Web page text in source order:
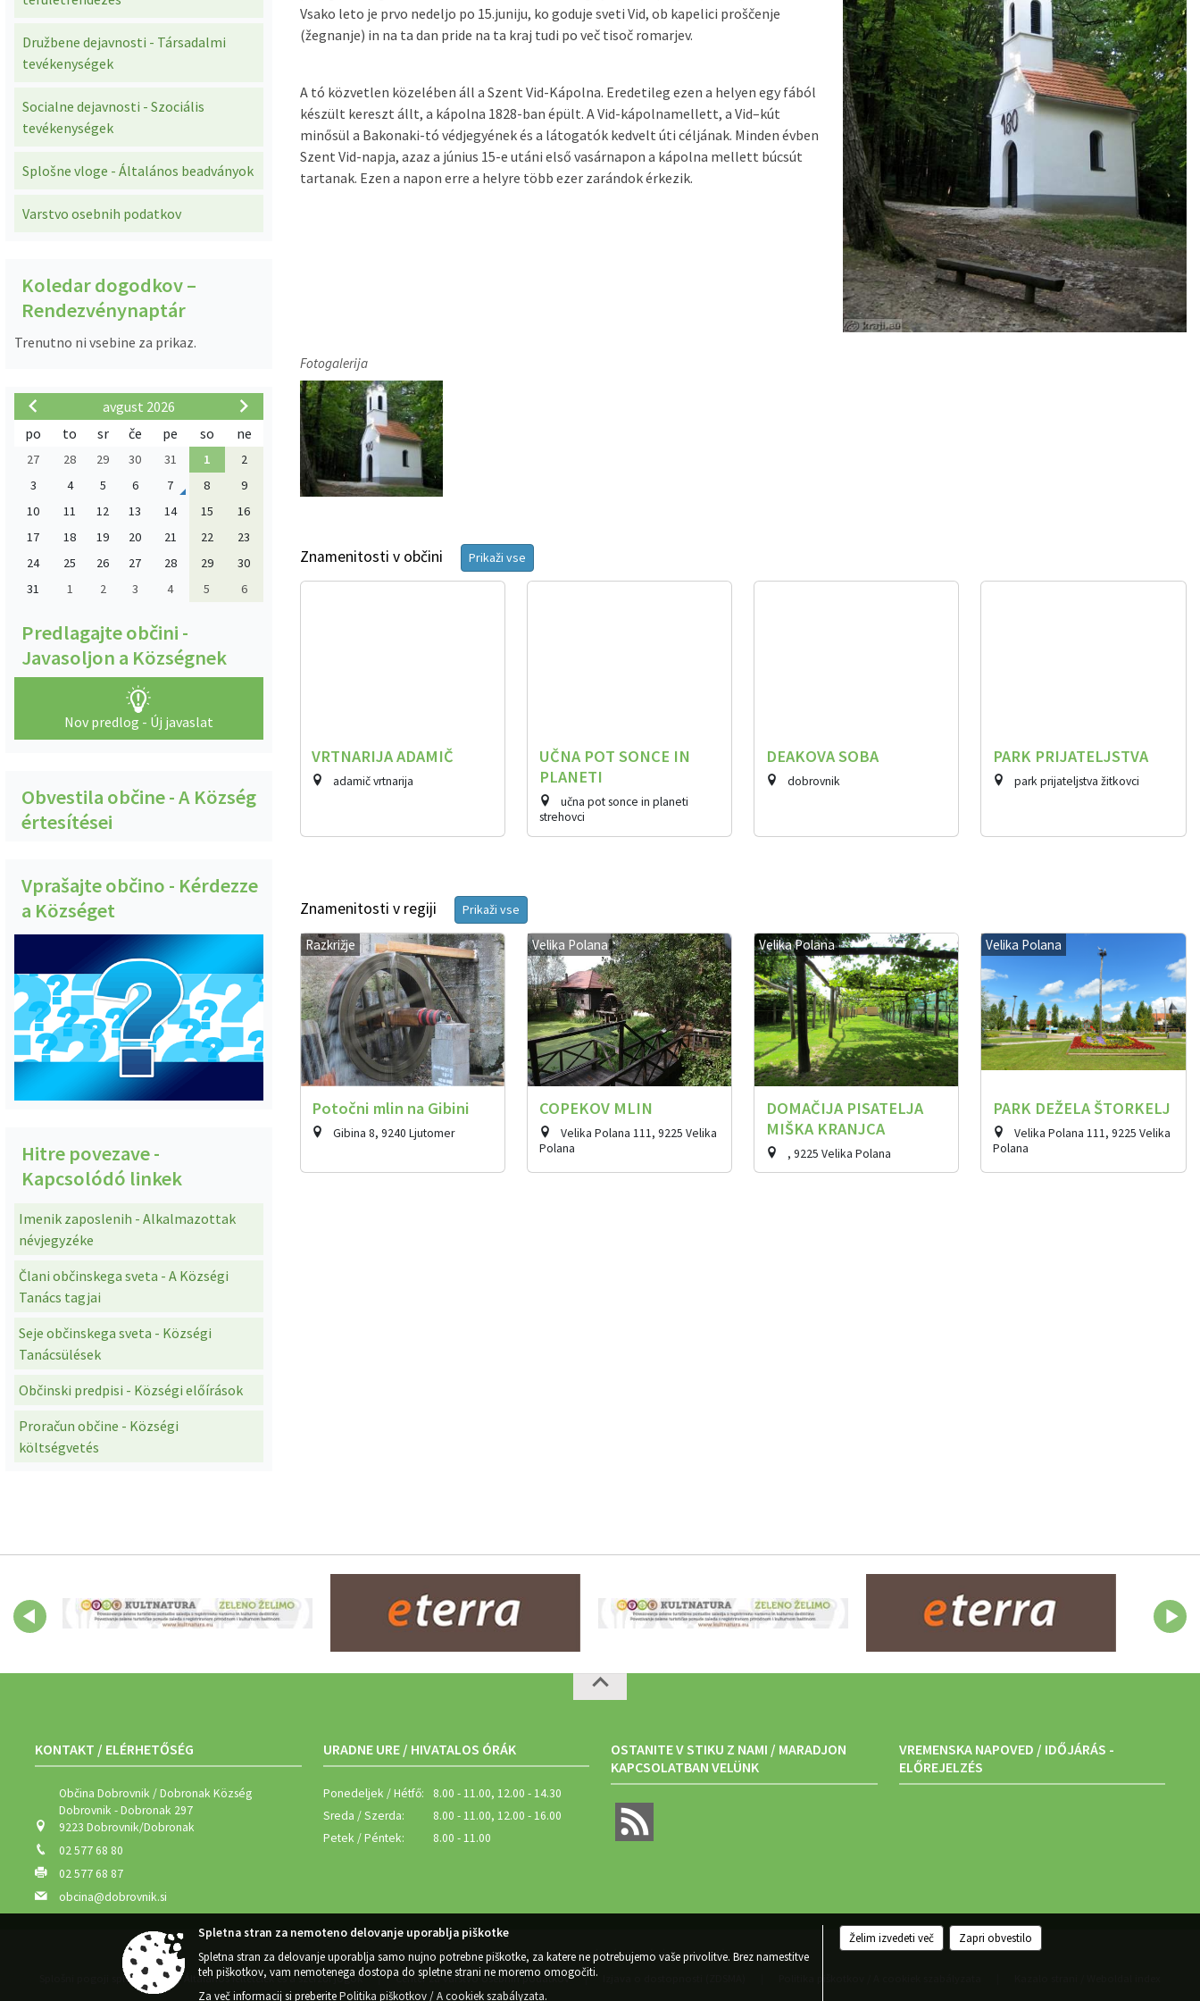
Vsako leto je prvo nedeljo po 15.juniju, ko goduje sveti Vid, ob kapelici proščenje
(žegnanje) in na ta dan pride na ta kraj tudi po več tisoč romarjev.
A tó közvetlen közelében áll a Szent Vid-Kápolna. Eredetileg ezen a helyen egy fából
készült kereszt állt, a kápolna 1828-ban épült. A Vid-kápolnamellett, a Vid–kút
minősül a Bakonaki-tó védjegyének és a látogatók kedvelt úti céljának. Minden évben
Szent Vid-napja, azaz a június 15-e utáni első vasárnapon a kápolna mellett búcsút
tartanak. Ezen a napon erre a helyre több ezer zarándok érkezik.
Fotogalerija
Znamenitosti v občini Prikaži vse
VRTNARIJA ADAMIČ
adamič vrtnarija
UČNA POT SONCE IN
PLANETI
učna pot sonce in planeti
strehovci
DEAKOVA SOBA
dobrovnik
PARK PRIJATELJSTVA
park prijateljstva žitkovci
Znamenitosti v regiji Prikaži vse
Razkrižje
Potočni mlin na Gibini
Gibina 8, 9240 Ljutomer
Velika Polana
COPEKOV MLIN
Velika Polana 111, 9225 Velika
Polana
Velika Polana
DOMAČIJA PISATELJA
MIŠKA KRANJCA
, 9225 Velika Polana
Velika Polana
PARK DEŽELA ŠTORKELJ
Velika Polana 111, 9225 Velika
Polana
Družbene dejavnosti - Társadalmi
tevékenységek
Socialne dejavnosti - Szociális
tevékenységek
Splošne vloge - Általános beadványok
Varstvo osebnih podatkov
Koledar dogodkov –
Rendezvénynaptár
Trenutno ni vsebine za prikaz.
avgust 2026
po
to sr če pe so ne
27 28 29 30 31 1
2
3
4 5 6 7 8
9
10
11 12 13 14 15
16
17
18 19 20 21 22
23
24
25 26 27 28 29
30
31
1 2 3 4 5 6
Predlagajte občini -
Javasoljon a Községnek
Nov predlog - Új javaslat
Obvestila občine - A Község
értesítései
Vprašajte občino - Kérdezze
a Községet
Hitre povezave -
Kapcsolódó linkek
Imenik zaposlenih - Alkalmazottak
névjegyzéke
Člani občinskega sveta - A Községi
Tanács tagjai
Seje občinskega sveta - Községi
Tanácsülések
Občinski predpisi - Községi előírások
Proračun občine - Községi
költségvetés
KONTAKT / ELÉRHETŐSÉG
Občina Dobrovnik / Dobronak Község
Dobrovnik - Dobronak 297
9223 Dobrovnik/Dobronak
02 577 68 80
02 577 68 87
obcina@dobrovnik.si
URADNE URE / HIVATALOS ÓRÁK
Ponedeljek / Hétfő:
8.00 - 11.00, 12.00 - 14.30
Sreda / Szerda:
8.00 - 11.00, 12.00 - 16.00
Petek / Péntek:
8.00 - 11.00
OSTANITE V STIKU Z NAMI / MARADJON
KAPCSOLATBAN VELÜNK
VREMENSKA NAPOVED / IDŐJÁRÁS -
ELŐREJELZÉS
Zasnova, izvedba in vzdrževanje / Megtervezés, végrehajtás és karbantartás: Sigmateh d.o.o.
Splošni pogoji spletne strani / Általános feltételek és a szerzői jogok | Center za varstvo osebnih podatkov |
Spletna stran za nemoteno delovanje uporablja piškotke
Spletna stran za delovanje uporablja samo nujno potrebne piškotke, za katere ne potrebujemo vaše privolitve. Brez namestitve
teh piškotkov, vam nemotenega dostopa do spletne strani ne moremo omogočiti.
Za več informacij si preberitePolitika piškotkov / A cookiek szabályzata.
Želim izvedeti več Zapri obvestilo
Občinski časopis - Községi lap
Proračun - Költségvetés